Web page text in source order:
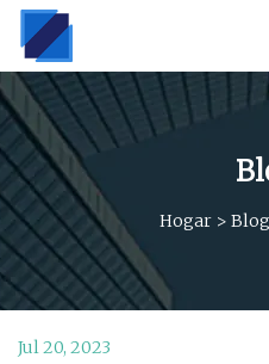
Hogar> Blog
Jul 20, 2023